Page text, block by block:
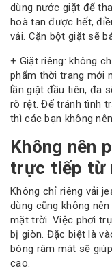
dùng nước giặt để
hoà tan được hết,
vải. Cặn bột giặt sẽ
+ Giặt riêng: không
phẩm thời trang mới
lần giặt đầu tiên, đa
rõ rệt. Để tránh tình
thì các bạn không
Không nên
trực tiếp từ
Không chỉ riêng vải
dùng cũng không
mặt trời. Việc phơi
bị giòn. Đặc biệt là
bóng râm mát sẽ
cao.